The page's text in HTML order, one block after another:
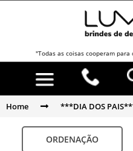
"Todas as coisas cooperam
Home ***DIA DOS
ORDENAÇÃO